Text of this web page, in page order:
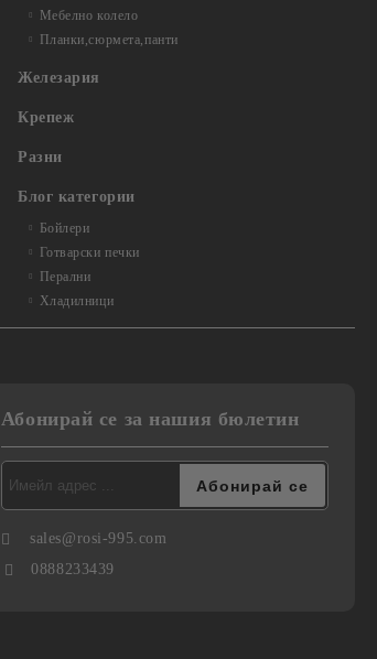
Мебелно колело
Планки,сюрмета,панти
Железария
Крепеж
Разни
Блог категории
Бойлери
Готварски печки
Перални
Хладилници
Абонирай се за нашия бюлетин
sales@rosi-995.com
0888233439